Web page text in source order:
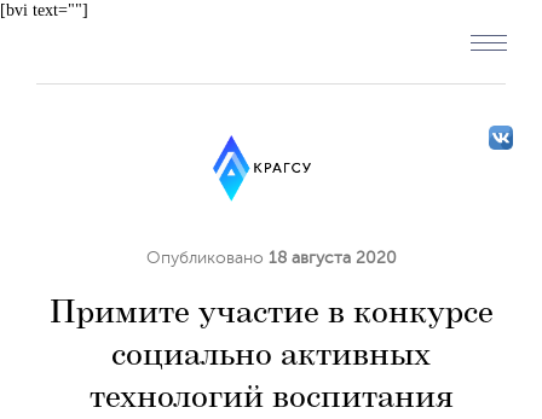
[bvi text=""]
Опубликовано 18 августа 2020
Примите участие в конкурсе
социально активных
технологий воспитания